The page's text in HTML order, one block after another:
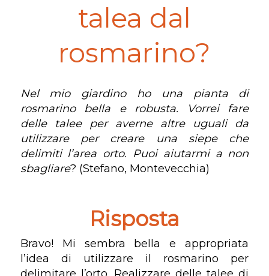
talea dal
rosmarino?
Nel mio giardino ho una pianta di
rosmarino bella e robusta. Vorrei fare
delle talee per averne altre uguali da
utilizzare per creare una siepe che
delimiti l’area orto. Puoi aiutarmi a non
sbagliare? (Stefano, Montevecchia)
Risposta
Bravo! Mi sembra bella e appropriata
l’idea di utilizzare il rosmarino per